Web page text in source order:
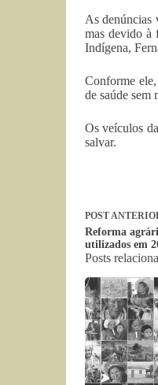
As denúncias
mas devido à
Indígena,
Conforme
de saúde sem
Os veículos
salvar.
POST
Reforma
utilizados em
Posts